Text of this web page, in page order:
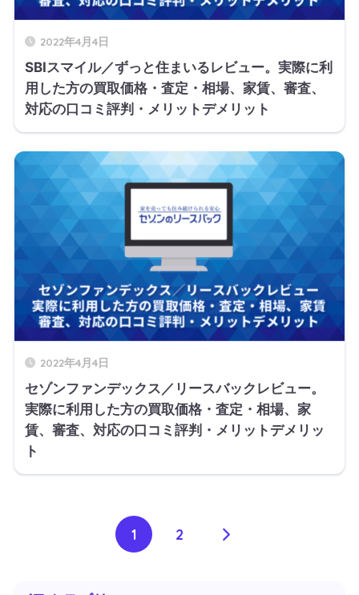
2022年4月4日
SBIスマイル／ずっと住まいるレビュー。実際に利
用した方の買取価格・査定・相場、家賃、審査、
対応の口コミ評判・メリットデメリット
2022年4月4日
セゾンファンデックス／リースバックレビュー。
実際に利用した方の買取価格・査定・相場、家
賃、審査、対応の口コミ評判・メリットデメリッ
ト
1 2